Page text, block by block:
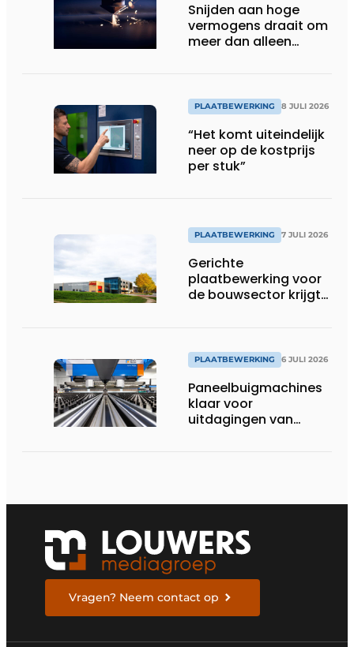
Snijden aan hoge
vermogens draait om
meer dan alleen
PLAATBEWERKING 8 JULI 2026
“Het komt uiteindelijk
neer op de kostprijs
per stuk”
PLAATBEWERKING 7 JULI 2026
Gerichte
plaatbewerking voor
de bouwsector krijgt
PLAATBEWERKING 6 JULI 2026
Paneelbuigmachines
klaar voor
uitdagingen van
Vragen? Neem contact op